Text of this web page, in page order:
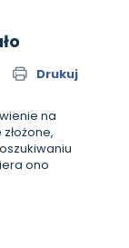
Drukuj
na
ono